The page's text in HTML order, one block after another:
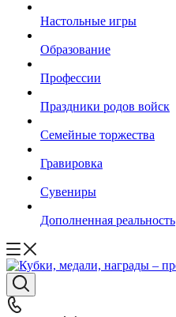
Настольные игры
Образование
Профессии
Праздники родов войск
Семейные торжества
Гравировка
Сувениры
Дополненная реальность